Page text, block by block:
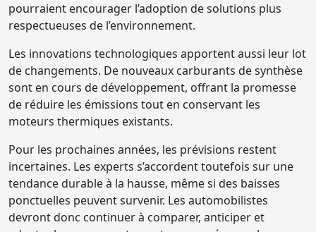
pourraient encourager l’adoption de solutions plus
respectueuses de l’environnement.
Les innovations technologiques apportent aussi leur lot
de changements. De nouveaux carburants de synthèse
sont en cours de développement, offrant la promesse
de réduire les émissions tout en conservant les
moteurs thermiques existants.
Pour les prochaines années, les prévisions restent
incertaines. Les experts s’accordent toutefois sur une
tendance durable à la hausse, même si des baisses
ponctuelles peuvent survenir. Les automobilistes
devront donc continuer à comparer, anticiper et